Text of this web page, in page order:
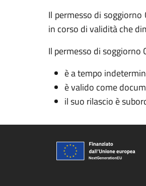
Il permesso di
in corso di validità che
Il permesso di soggiorno
è a tempo
è valido come
il suo rilascio è